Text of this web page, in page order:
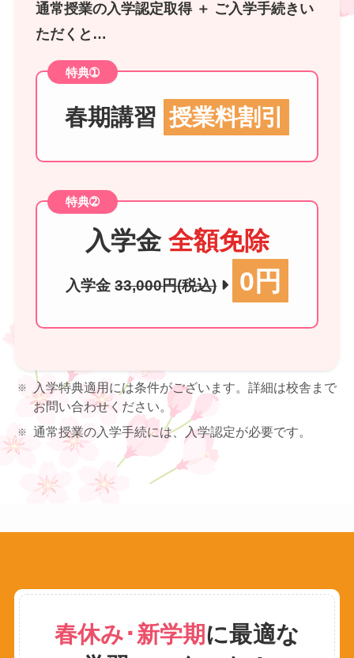
通常授業の入学認定取得 ＋ ご入学手続きい
ただくと…
特典➀
春期講習 授業料割引
特典➁
入学金 全額免除
入学金33,000円(税込) 0円
入学特典適用には条件がございます。詳細は校舎まで
お問い合わせください。
通常授業の入学手続には、入学認定が必要です。
春休み･新学期に最適な